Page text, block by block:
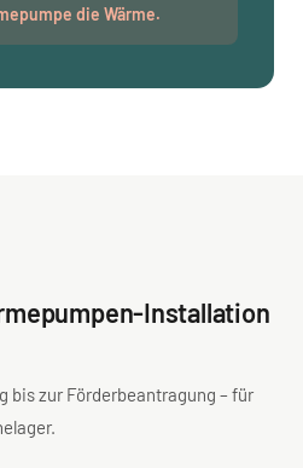
die Wärme.
Installation
bis zur Förderbeantragung – für